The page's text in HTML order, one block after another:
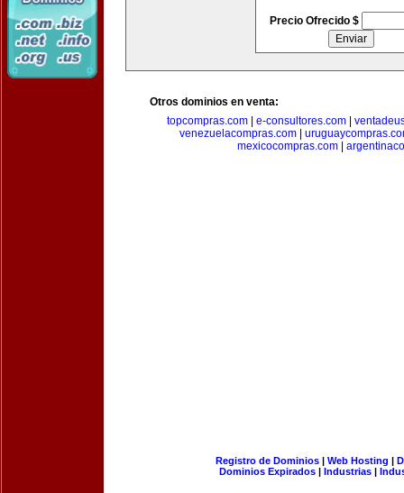
Precio Ofrecido $
Otros dominios en venta:
topcompras.com
e-consultores.com
venezuelacompras.com|
mexicocompras.com
Registro de Dominios| Web Hosting |
Dominios Expirados | Industrias |